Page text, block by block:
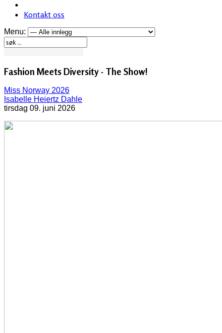
Kontakt oss
Menu:
Fashion Meets Diversity - The Show!
Miss Norway 2026
Isabelle Heiertz Dahle
tirsdag 09. juni 2026